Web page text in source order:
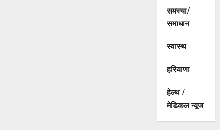
समस्या/
समाधान
स्वास्थ
हरियाणा
हेल्थ /
मेडिकल न्यूज